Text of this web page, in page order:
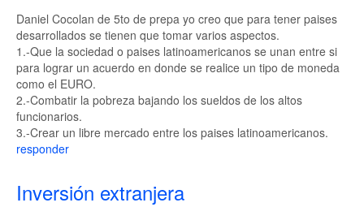
Daniel Cocolan de 5to de prepa yo creo que para tener paises
desarrollados se tienen que tomar varios aspectos.
1.-Que la sociedad o paises latinoamericanos se unan entre si
para lograr un acuerdo en donde se realice un tipo de moneda
como el EURO.
2.-Combatir la pobreza bajando los sueldos de los altos
funcionarios.
3.-Crear un libre mercado entre los paises latinoamericanos.
responder
Inversión extranjera